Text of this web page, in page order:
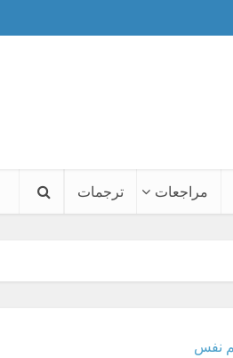
مراجعات ترجمات
نفس